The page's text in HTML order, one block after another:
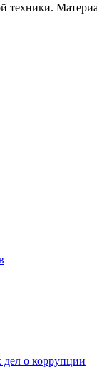
дел о коррупции